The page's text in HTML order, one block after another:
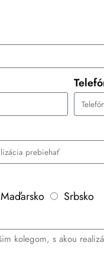
Maďarsko
Srbsko